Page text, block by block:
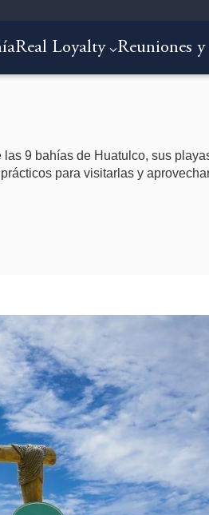
Real Loyalty Reuniones y
las 9 bahías de Huatulco, sus
para visitarlas y